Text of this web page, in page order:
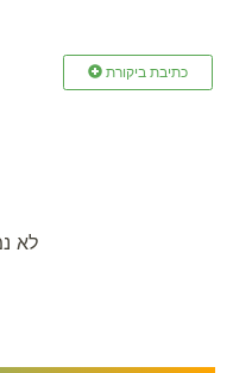
כתיבת ביקורת
לא